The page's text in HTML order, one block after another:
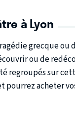
à Lyon
grecque
ou de
regroupés sur
pourrez acheter